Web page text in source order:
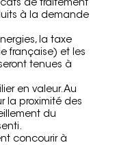
de traitement
à la demande
la taxe
française) et les
tenues à
en valeur. Au
la proximité des
du
concourir à